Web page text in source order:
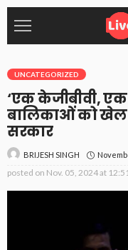
UNCATEGORIZED
‘एक केजीबीवी,
बालिकाओं को खेल
सरकार
BRIJESH SINGH
posted on Nov. 05, 2024 at